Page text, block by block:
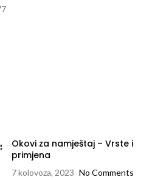
Okovi za namještaj – Vrste i
primjena
7 kolovoza, 2023 No Comments